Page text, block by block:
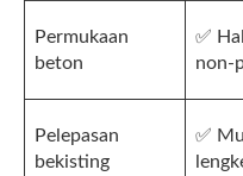
Permukaan
beton
✅
non-
Pelepasan
bekisting
✅